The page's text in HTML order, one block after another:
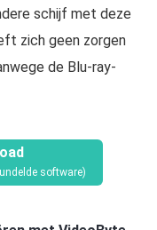
schijf met deze
zich geen zorgen
de Blu-ray-
software)